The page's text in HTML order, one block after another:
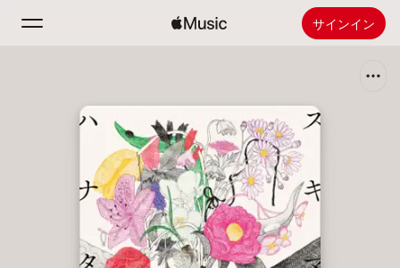
サインイン
ホーム
新着おすすめ
Apple Musicをインストール